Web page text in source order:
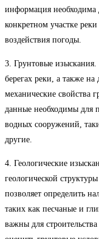
информация необходима
конкретном участке
воздействия погоды.
3. Грунтовые
берегах реки, а также
механические свойства
данные необходимы для
водных сооружений,
другие.
4. Геологические
геологической
позволяет определить
таких как песчаные и
важны для